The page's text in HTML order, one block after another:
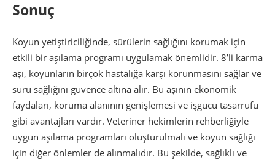
Sonuç
Koyun yetiştiriciliğinde, sürülerin sağlığını korumak için
etkili bir aşılama programı uygulamak önemlidir. 8’li karma
aşı, koyunların birçok hastalığa karşı korunmasını sağlar ve
sürü sağlığını güvence altına alır. Bu aşının ekonomik
faydaları, koruma alanının genişlemesi ve işgücü tasarrufu
gibi avantajları vardır. Veteriner hekimlerin rehberliğiyle
uygun aşılama programları oluşturulmalı ve koyun sağlığı
için diğer önlemler de alınmalıdır. Bu şekilde, sağlıklı ve